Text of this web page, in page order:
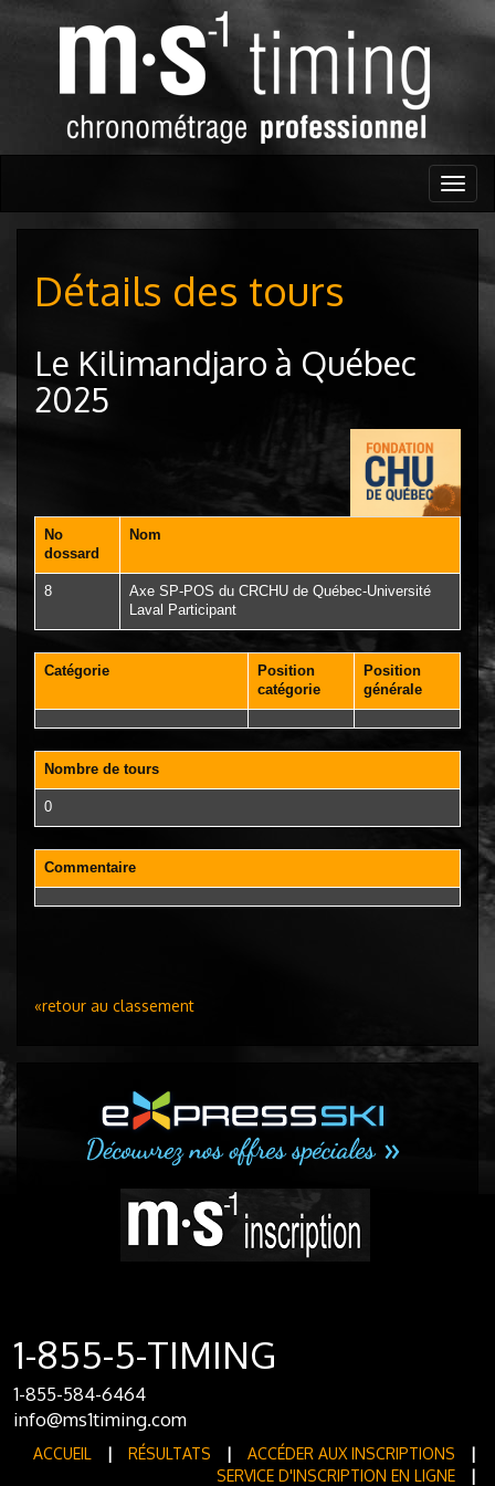
Détails des tours
Le Kilimandjaro à Québec
2025
No
dossard
Nom
8
Axe SP-POS du CRCHU de Québec-Université
Laval Participant
Catégorie
Position
catégorie
Position
générale
Nombre de tours
0
Commentaire
«retour au classement
1-855-5-TIMING
1-855-584-6464
info@ms1timing.com
ACCUEIL | RÉSULTATS | ACCÉDER AUX INSCRIPTIONS
|
SERVICE D'INSCRIPTION EN LIGNE
|